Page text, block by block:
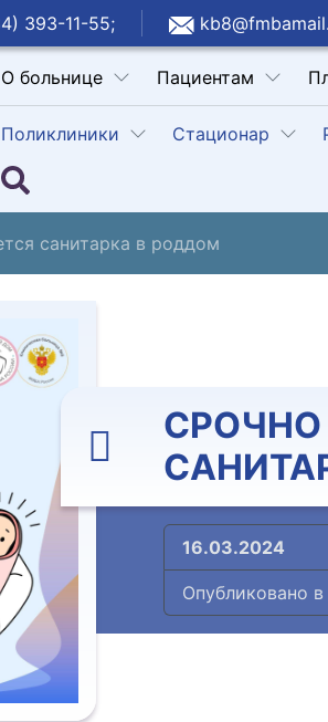
393-11-55;
О больнице Пациентам
Поликлиники Стационар
санитарка в роддом
СРОЧНО
16.03.2024
Опубликовано в